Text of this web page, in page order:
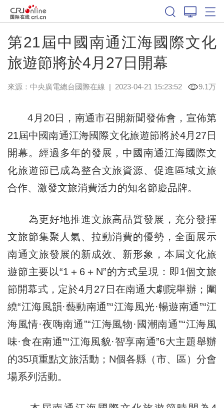
第21屆中國南通江海國際文化
旅遊節將於4月27日開幕
來源：中央廣電總台國際在線 | 2023-04-21 15:23:52 9.1万
4月20日，南通市召開新聞發佈會，宣佈第
21屆中國南通江海國際文化旅遊節將於4月27日
開幕。經過多年的發展，中國南通江海國際文
化旅遊節已成為整合文旅資源、促進區域文旅
合作、激發文旅消費活力的知名節慶品牌。
為更好地推進文旅高品質發展，充分發揮
文旅節集聚人氣、拉動消費的優勢，全面展示
南通文旅發展的新成效、新形象，本屆文化旅
遊節主要以“1＋6＋N”的方式呈現：即1個文旅
節開幕式，定於4月27日在南通大劇院舉辦；圍
繞“江海風韻·藝動南通”“江海風光·暢遊南通”“江
海風情·夜嗨南通”“江海風物·國潮南通”“江海風
味·食在南通”“江海風貌·智享南通”6大主題舉辦
的35項重點文旅活動；N個各縣（市、區）分會
場系列活動。